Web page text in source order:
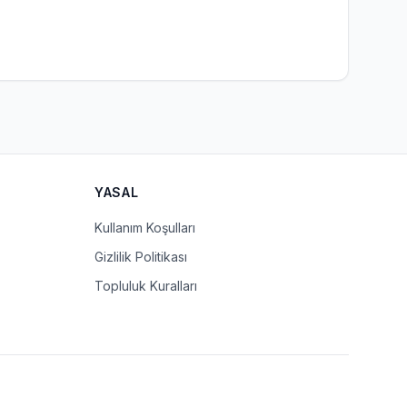
YASAL
Kullanım Koşulları
Gizlilik Politikası
Topluluk Kuralları